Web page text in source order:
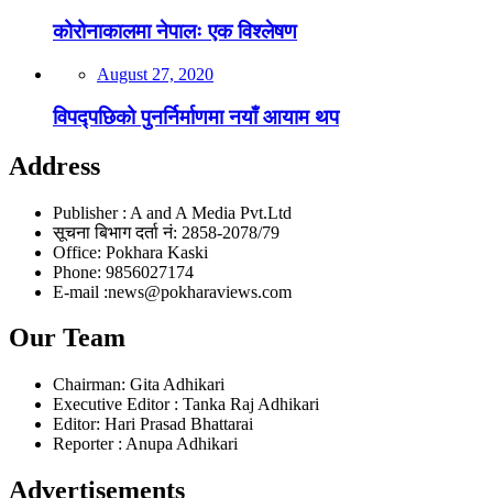
कोरोनाकालमा नेपालः एक विश्लेषण
August 27, 2020
विपद्पछिको पुनर्निर्माणमा नयाँ आयाम थप
Address
Publisher : A and A Media Pvt.Ltd
सूचना बिभाग दर्ता नं: 2858-2078/79
Office: Pokhara Kaski
Phone: 9856027174
E-mail :news@pokharaviews.com
Our Team
Chairman: Gita Adhikari
Executive Editor : Tanka Raj Adhikari
Editor: Hari Prasad Bhattarai
Reporter : Anupa Adhikari
Advertisements